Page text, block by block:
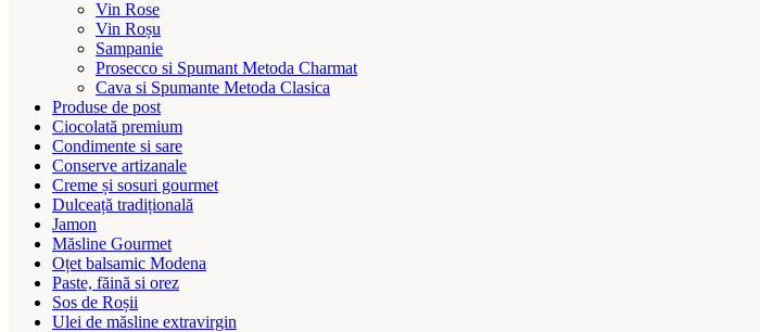
Vin Rose
Vin Roșu
Sampanie
Prosecco si Spumant Metoda Charmat
Cava si Spumante Metoda Clasica
Produse de post
Ciocolată premium
Condimente si sare
Conserve artizanale
Creme și sosuri gourmet
Dulceață tradițională
Jamon
Măsline Gourmet
Oțet balsamic Modena
Paste, făină si orez
Sos de Roșii
Ulei de măsline extravirgin